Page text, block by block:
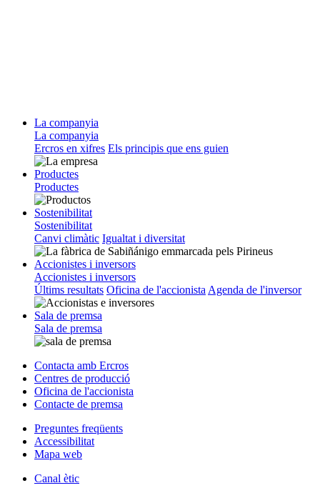
La companyia
La companyia
Ercros en xifres Els principis que ens guien
Productes
Productes
Sostenibilitat
Sostenibilitat
Canvi climàtic Igualtat i diversitat
Accionistes i inversors
Accionistes i inversors
Últims resultats Oficina de l'accionista Agenda de l'inversor
Sala de premsa
Sala de premsa
Contacta amb Ercros
Centres de producció
Oficina de l'accionista
Contacte de premsa
Preguntes freqüents
Accessibilitat
Mapa web
Canal ètic